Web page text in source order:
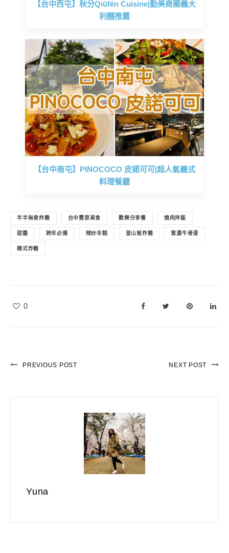
【台中西屯】秋分Qiūfēn Cuisine|勤美商圈義大
利麵推薦
【台中南屯】PINOCOCO 皮諾可可|超人氣義式
料理餐廳
半半無骨炸雞 台中豐原美食 歡樂分享餐 燒肉拌飯
甜醬 跨年必備 辣炒年糕 釜山崔炸雞 雪濃牛骨湯
韓式炸雞
0
PREVIOUS POST NEXT POST
Yuna